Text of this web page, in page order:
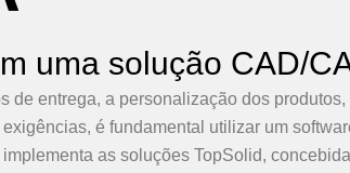
uma solução CAD/
entrega, a personalização dos
é fundamental utilizar um
as soluções TopSolid,